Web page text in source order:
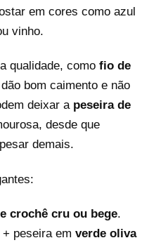
em cores como azul
vinho.
qualidade, como fio de
bom caimento e não
deixar a peseira de
desde que
demais.
crochê cru ou bege.
peseira em verde oliva